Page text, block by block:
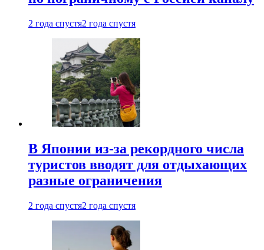
2 года спустя2 года спустя
В Японии из-за рекордного числа
туристов вводят для отдыхающих
разные ограничения
2 года спустя2 года спустя